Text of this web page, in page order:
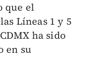
que el
Líneas 1 y 5
ha sido
en su